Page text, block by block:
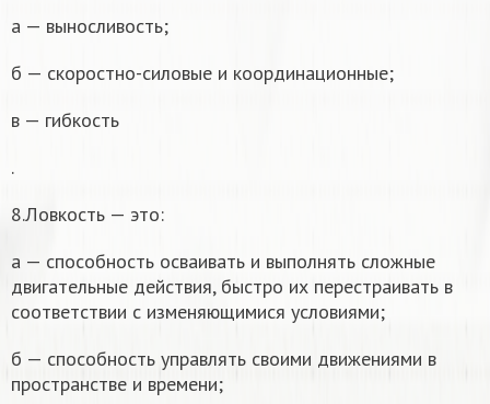
а — выносливость;
б — скоростно-силовые и координационные;
в — гибкость
.
8.Ловкость — это:
а — способность осваивать и выполнять сложные
двигательные действия, быстро их перестраивать в
соответствии с изменяющимися условиями;
б — способность управлять своими движениями в
пространстве и времени;